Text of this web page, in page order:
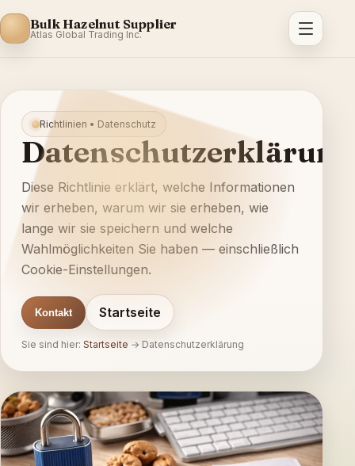
Bulk Hazelnut Supplier
Atlas Global Trading Inc.
Richtlinien • Datenschutz
Datenschutzerklärung
Diese Richtlinie erklärt, welche Informationen
wir erheben, warum wir sie erheben, wie
lange wir sie speichern und welche
Wahlmöglichkeiten Sie haben — einschließlich
Cookie-Einstellungen.
Kontakt Startseite
Sie sind hier: Startseite → Datenschutzerklärung